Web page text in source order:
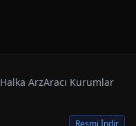
Halka ArzAracı Kurumlar
Resmi İndir